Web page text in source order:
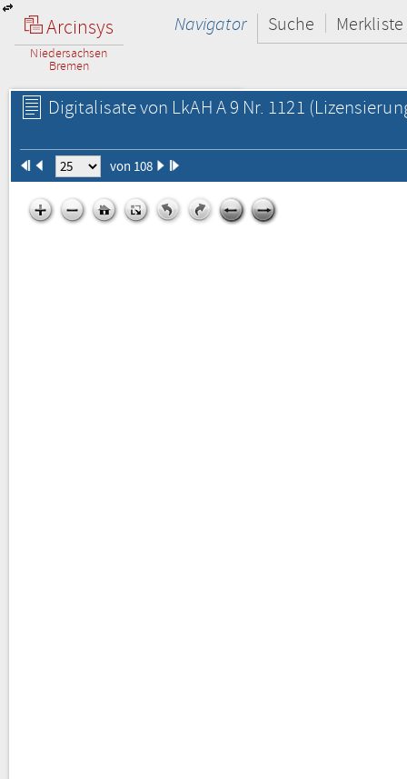
Arcinsys
Niedersachsen
Bremen
Navigator Suche Merkliste
Digitalisate von LkAH A 9 Nr. 1121
von 108